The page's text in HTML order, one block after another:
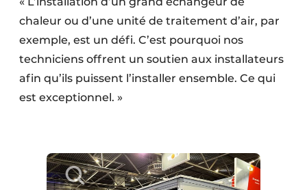
chaleur ou d’une unité de traitement d’air, par
exemple, est un défi. C’est pourquoi nos
techniciens offrent un soutien aux installateurs
afin qu’ils puissent l’installer ensemble. Ce qui
est exceptionnel. »